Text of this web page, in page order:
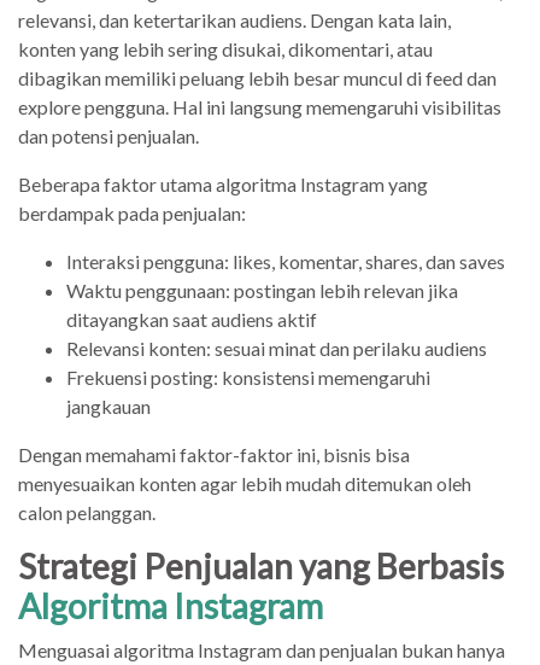
relevansi, dan ketertarikan audiens. Dengan kata lain,
konten yang lebih sering disukai, dikomentari, atau
dibagikan memiliki peluang lebih besar muncul di feed dan
explore pengguna. Hal ini langsung memengaruhi visibilitas
dan potensi penjualan.
Beberapa faktor utama algoritma Instagram yang
berdampak pada penjualan:
Interaksi pengguna: likes, komentar, shares, dan saves
Waktu penggunaan: postingan lebih relevan jika
ditayangkan saat audiens aktif
Relevansi konten: sesuai minat dan perilaku audiens
Frekuensi posting: konsistensi memengaruhi
jangkauan
Dengan memahami faktor-faktor ini, bisnis bisa
menyesuaikan konten agar lebih mudah ditemukan oleh
calon pelanggan.
Strategi Penjualan yang Berbasis
Algoritma Instagram
Menguasai algoritma Instagram dan penjualan bukan hanya